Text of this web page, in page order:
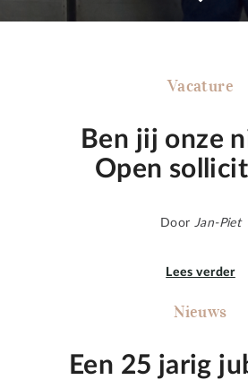
Vacature
Ben jij onze nieuwe
Open
Door Jan-Piet
Lees verder
Nieuws
Een 25 jarig